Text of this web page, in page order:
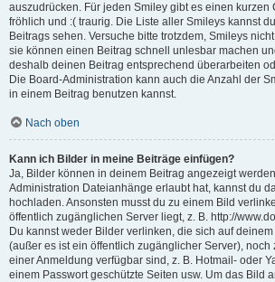
auszudrücken. Für jeden Smiley gibt es einen kurzen
fröhlich und :( traurig. Die Liste aller Smileys kannst
Beitrags sehen. Versuche bitte trotzdem, Smileys
sie können einen Beitrag schnell unlesbar machen
deshalb deinen Beitrag entsprechend überarbeiten
Die Board-Administration kann auch die Anzahl der
in einem Beitrag benutzen kannst.
Nach oben
Kann ich Bilder in meine Beiträge einfügen?
Ja, Bilder können in deinem Beitrag angezeigt
Administration Dateianhänge erlaubt hat, kannst du
hochladen. Ansonsten musst du zu einem Bild
öffentlich zugänglichen Server liegt, z. B. http://
Du kannst weder Bilder verlinken, die sich auf
(außer es ist ein öffentlich zugänglicher Server), noch
einer Anmeldung verfügbar sind, z. B. Hotmail- oder
einem Passwort geschützte Seiten usw. Um das Bild